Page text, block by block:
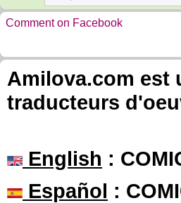
Comment on Facebook
Amilova.com est
traducteurs
English :
Español :